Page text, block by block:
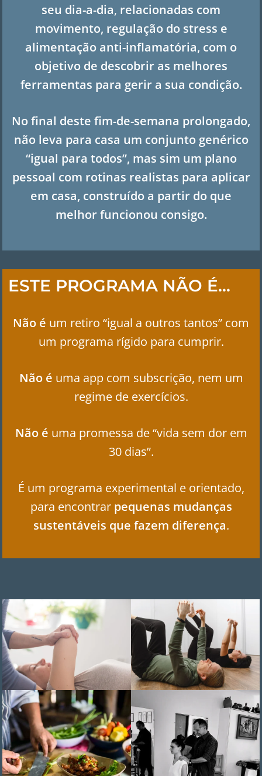
seu dia-a-dia, relacionadas com
movimento, regulação do stress e
alimentação anti-inflamatória, com o
objetivo de descobrir as melhores
ferramentas para gerir a sua condição.
No final deste fim-de-semana prolongado,
não leva para casa um conjunto genérico
“igual para todos”, mas sim um plano
pessoal com rotinas realistas para aplicar
em casa, construído a partir do que
melhor funcionou consigo.
ESTE PROGRAMA NÃO É…
Não é um retiro “igual a outros tantos” com
um programa rígido para cumprir.
Não é uma app com subscrição, nem um
regime de exercícios.
Não é uma promessa de “vida sem dor em
30 dias”.
É um programa experimental e orientado,
para encontrar pequenas mudanças
sustentáveis que fazem diferença.